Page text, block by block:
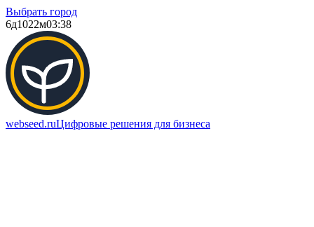
Выбрать город
6д1022м03:38
webseed.ruЦифровые решения для бизнеса